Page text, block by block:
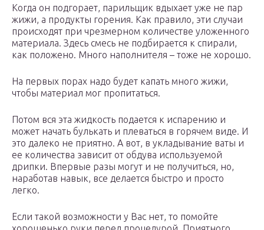
Когда он подгорает, парильщик вдыхает уже не пар
жижи, а продукты горения. Как правило, эти случаи
происходят при чрезмерном количестве уложенного
материала. Здесь смесь не подбирается к спирали,
как положено. Много наполнителя – тоже не хорошо.
На первых порах надо будет капать много жижи,
чтобы материал мог пропитаться.
Потом вся эта жидкость подается к испарению и
может начать булькать и плеваться в горячем виде. И
это далеко не приятно. А вот, в укладывание ваты и
ее количества зависит от обдува используемой
дрипки. Впервые разы могут и не получиться, но,
наработав навык, все делается быстро и просто
легко.
Если такой возможности у Вас нет, то помойте